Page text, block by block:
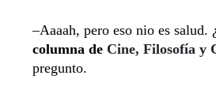
–Aaaah, pero eso nio es salud.
columna de Cine, Filosofía y
pregunto.